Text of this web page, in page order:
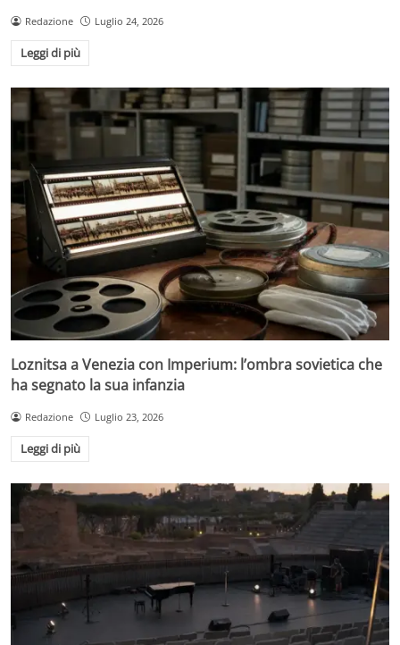
Redazione Luglio 24, 2026
Leggi di più
Loznitsa a Venezia con Imperium: l’ombra sovietica che
ha segnato la sua infanzia
Redazione Luglio 23, 2026
Leggi di più